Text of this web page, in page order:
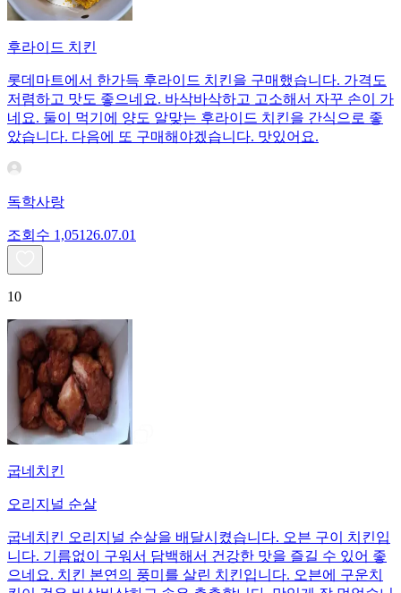
후라이드 치킨
롯데마트에서 한가득 후라이드 치킨을 구매했습니다. 가격도
저렴하고 맛도 좋으네요. 바삭바삭하고 고소해서 자꾸 손이 가
네요. 둘이 먹기에 양도 알맞는 후라이드 치킨을 간식으로 좋
았습니다. 다음에 또 구매해야겠습니다. 맛있어요.
독학사랑
조회수 1,051 26.07.01
10
굽네치킨
오리지널 순살
굽네치킨 오리지널 순살을 배달시켰습니다. 오븐 구이 치킨입
니다. 기름없이 구워서 담백해서 건강한 맛을 즐길 수 있어 좋
으네요. 치킨 본연의 풍미를 살린 치킨입니다. 오븐에 구운치